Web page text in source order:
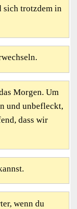
sich trotzdem in
Morgen. Um
und unbefleckt,
dass wir
wenn du